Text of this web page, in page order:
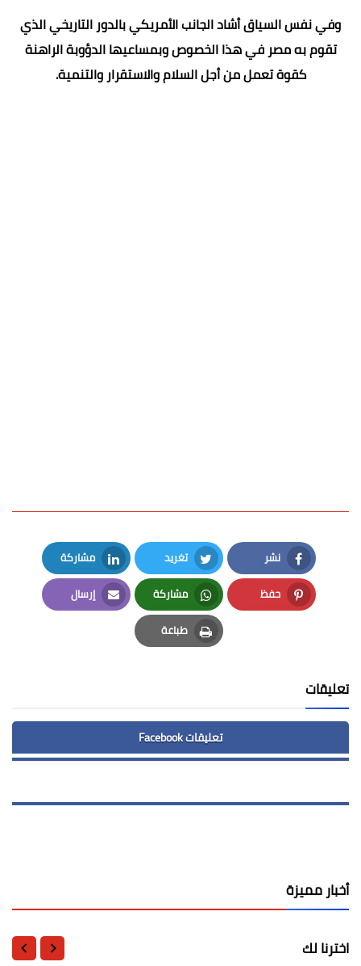
وفي نفس السياق أشاد الجانب الأمريكي بالدور التاريخي الذي
تقوم به مصر في هذا الخصوص وبمساعيها الدؤوبة الراهنة
كقوة تعمل من أجل السلام والاستقرار والتنمية.
نشر
Facebook
تغريد
Twitter
مشاركة
LinkedIn
حفظ
Pinterest
مشاركة
Whatsapp
إرسال
Email
طباعة
Print
تعليقات
تعليقات Facebook
أخبار مميزة
اخترنا لك